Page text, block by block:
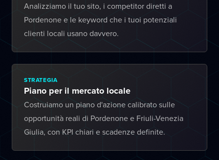
Analizziamo il tuo sito, i competitor diretti a
Pordenone e le keyword che i tuoi potenziali
clienti locali usano davvero.
STRATEGIA
Piano per il mercato locale
Costruiamo un piano d'azione calibrato sulle
opportunità reali di Pordenone e Friuli-Venezia
Giulia, con KPI chiari e scadenze definite.